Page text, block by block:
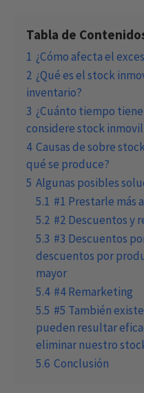
Tabla de
1 ¿Cómo afecta el
2 ¿Qué es el stock
inventario?
3 ¿Cuánto tiempo
considere stock
4 Causas de sobre
qué se produce?
5 Algunas posibles
5.1 #1 Prestarle más
5.2 #2 Descuentos y
5.3 #3 Descuentos
descuentos por
mayor
5.4 #4 Remarketing
5.5 #5 También
pueden resultar
eliminar nuestro
5.6 Conclusión